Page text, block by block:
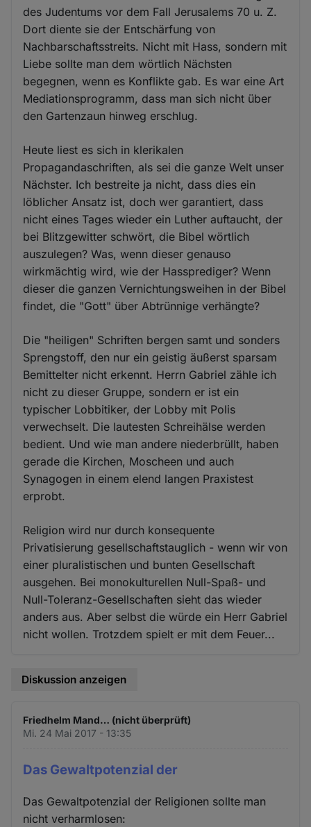
des Judentums vor dem Fall Jerusalems 70 u. Z.
Dort diente sie der Entschärfung von
Nachbarschaftsstreits. Nicht mit Hass, sondern mit
Liebe sollte man dem wörtlich Nächsten
begegnen, wenn es Konflikte gab. Es war eine Art
Mediationsprogramm, dass man sich nicht über
den Gartenzaun hinweg erschlug.
Heute liest es sich in klerikalen
Propagandaschriften, als sei die ganze Welt unser
Nächster. Ich bestreite ja nicht, dass dies ein
löblicher Ansatz ist, doch wer garantiert, dass
nicht eines Tages wieder ein Luther auftaucht, der
bei Blitzgewitter schwört, die Bibel wörtlich
auszulegen? Was, wenn dieser genauso
wirkmächtig wird, wie der Hassprediger? Wenn
dieser die ganzen Vernichtungsweihen in der Bibel
findet, die "Gott" über Abtrünnige verhängte?
Die "heiligen" Schriften bergen samt und sonders
Sprengstoff, den nur ein geistig äußerst sparsam
Bemittelter nicht erkennt. Herrn Gabriel zähle ich
nicht zu dieser Gruppe, sondern er ist ein
typischer Lobbitiker, der Lobby mit Polis
verwechselt. Die lautesten Schreihälse werden
bedient. Und wie man andere niederbrüllt, haben
gerade die Kirchen, Moscheen und auch
Synagogen in einem elend langen Praxistest
erprobt.
Religion wird nur durch konsequente
Privatisierung gesellschaftstauglich - wenn wir von
einer pluralistischen und bunten Gesellschaft
ausgehen. Bei monokulturellen Null-Spaß- und
Null-Toleranz-Gesellschaften sieht das wieder
anders aus. Aber selbst die würde ein Herr Gabriel
nicht wollen. Trotzdem spielt er mit dem Feuer...
Diskussion anzeigen
Friedhelm Mand… (nicht überprüft)
Mi. 24 Mai 2017 - 13:35
Das Gewaltpotenzial der
Das Gewaltpotenzial der Religionen sollte man
nicht verharmlosen: